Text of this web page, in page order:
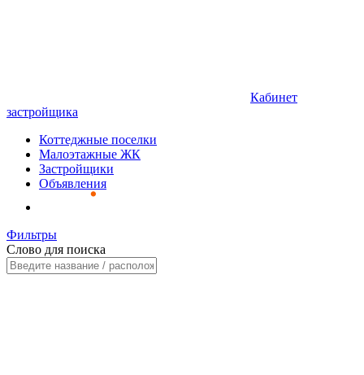
Кабинет
застройщика
Коттеджные поселки
Малоэтажные ЖК
Застройщики
Объявления
Фильтры
Слово для поиска